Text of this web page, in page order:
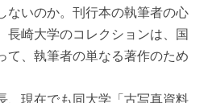
ないのか。刊行本の執筆者の心
長崎大学のコレクションは、国
て、執筆者の単なる著作のため
、現在でも同大学「古写真資料